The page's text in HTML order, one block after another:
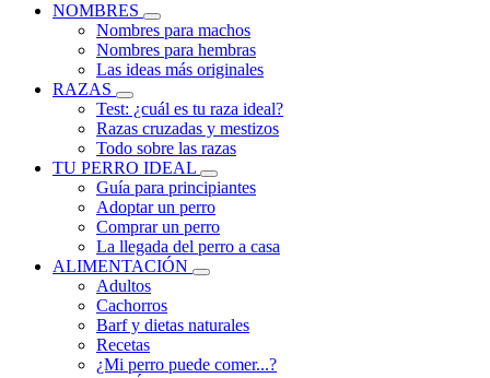
NOMBRES
Nombres para machos
Nombres para hembras
Las ideas más originales
RAZAS
Test: ¿cuál es tu raza ideal?
Razas cruzadas y mestizos
Todo sobre las razas
TU PERRO IDEAL
Guía para principiantes
Adoptar un perro
Comprar un perro
La llegada del perro a casa
ALIMENTACIÓN
Adultos
Cachorros
Barf y dietas naturales
Recetas
¿Mi perro puede comer...?